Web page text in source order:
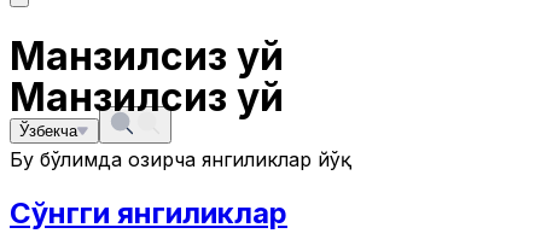
Манзилсиз уй
Ўзбекча
Манзилсиз уй
Бу бўлимда ҳозирча янгиликлар йўқ
Сўнгги янгиликлар